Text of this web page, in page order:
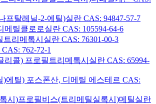
프탈레닐-2-에틸)실란 CAS: 94847-57-7
메틸클로로실란 CAS: 105594-64-6
리메톡시실란 CAS: 76301-00-3
762-72-1
리콜) 프로필트리메톡시실란 CAS: 65994-
)에틸) 포스폰산, 디메틸 에스테르 CAS:
시)프로필비스(트리메틸실록시)메틸실란